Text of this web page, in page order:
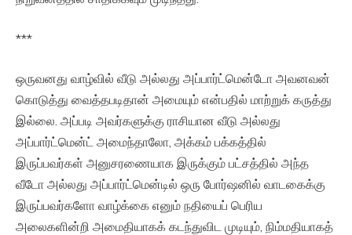
***
ஒருவனது வாழ்வில் வீடு அல்லது அப்பார்ட்மென்டோ அவனவன்
கொடுத்து வைத்தபடிதான் அமையும் என்பதில் மாற்றுக் கருத்து
இல்லை. அப்படி அவர்களுக்கு ராசியான வீடு அல்லது
அப்பார்ட்மென்ட் அமைந்தாலோ, அக்கம் பக்கத்தில்
இருப்பவர்கள் அனுசரணையாக இருக்கும் பட்சத்தில் அந்த
வீடோ அல்லது அப்பார்ட்மென்டில் ஒரு போர்ஷனில் வாடகைக்கு
இருப்பவர்களோ வாழ்க்கை எனும் நதியைப் பெரிய
அலைகளின்றி அமைதியாகக் கடந்துவிட முடியும், நிம்மதியாகத்